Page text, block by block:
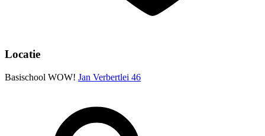
Locatie
Basischool WOW! Jan Verbertlei 46